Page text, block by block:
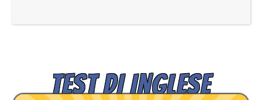
TEST DI INGLESE